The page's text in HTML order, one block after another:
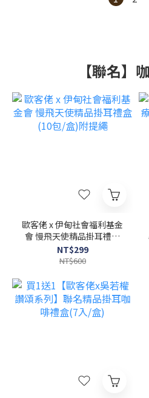
【聯名】
歐客佬 x 伊甸社會福利基金
會 慢飛天使精品掛耳禮盒
(10包/盒)附提繩
NT$299
NT$600